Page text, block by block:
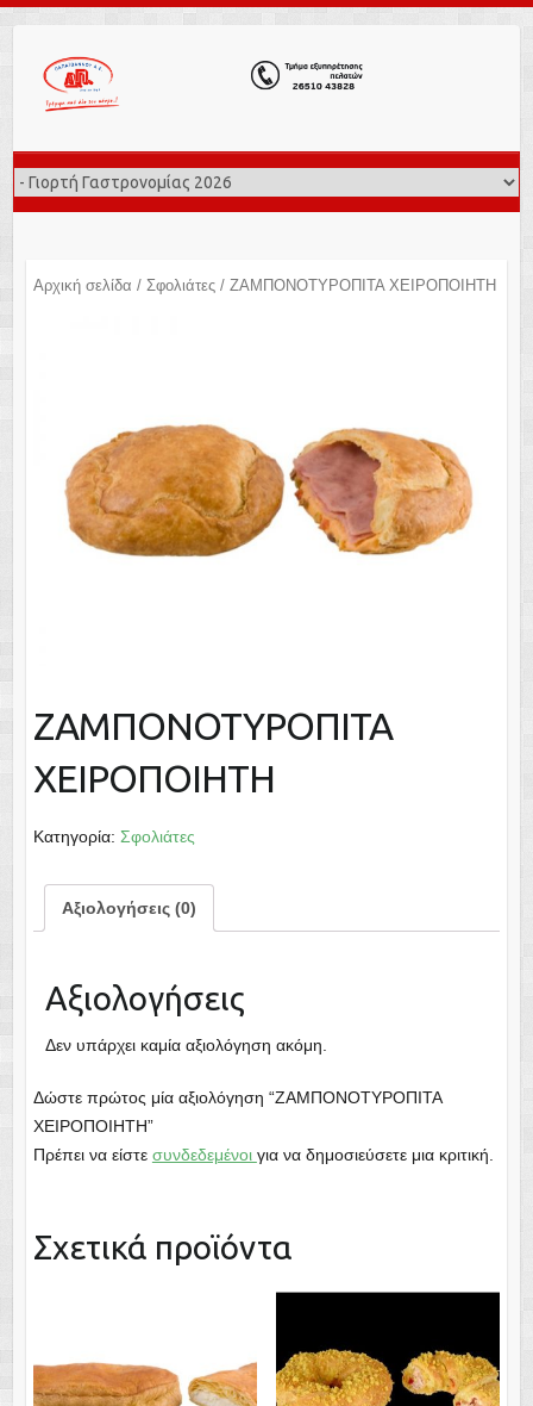
Αρχική σελίδα / Σφολιάτες/ ΖΑΜΠΟΝΟΤΥΡΟΠΙΤΑ ΧΕΙΡΟΠΟΙΗΤΗ
ΖΑΜΠΟΝΟΤΥΡΟΠΙΤΑ
ΧΕΙΡΟΠΟΙΗΤΗ
Κατηγορία: Σφολιάτες
Αξιολογήσεις (0)
Αξιολογήσεις
Δεν υπάρχει καμία αξιολόγηση ακόμη.
Δώστε πρώτος μία αξιολόγηση “ΖΑΜΠΟΝΟΤΥΡΟΠΙΤΑ
ΧΕΙΡΟΠΟΙΗΤΗ”
Πρέπει να είστε συνδεδεμένοι για να δημοσιεύσετε μια κριτική.
Σχετικά προϊόντα